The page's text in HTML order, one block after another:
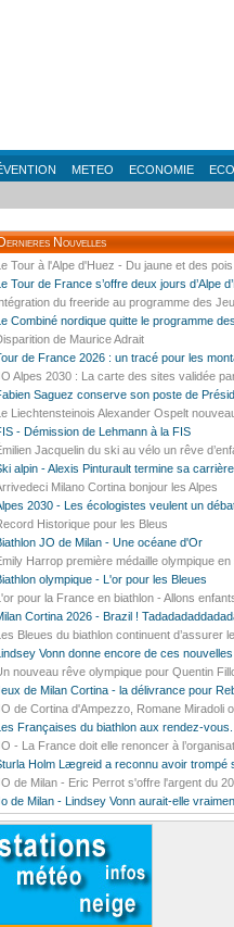
METEO ECONOMIE
Dernieres Nouvelles
Tour à l'Alpe d'Huez - Du jaune et des pois
Tour de France s’offre deux jours d’Alpe
du freeride au programme des
Combiné nordique quitte le programme
de Maurice Adrait
de France 2026 : un tracé pour les
Alpes 2030 : La carte des sites validée
Saguez conserve son poste de
Liechtensteinois Alexander Ospelt
- Démission de Lehmann à la FIS
Jacquelin du ski au vélo un rêve
alpin - Alexis Pinturault termine sa
Milano Cortina bonjour les Alpes
2030 - Les écologistes veulent un
Historique pour les Bleus
JO de Milan - Une océane d'Or
Harrop première médaille olympique
olympique - L'or pour les Bleues
pour la France en biathlon - Allons
Cortina 2026 - Brazil !
Bleues du biathlon continuent d’assurer
Vonn donne encore de ces nouvelles
nouveau rêve olympique pour Quentin
de Milan Cortina - la délivrance pour
de Cortina d'Ampezzo, Romane Miradoli
Françaises du biathlon aux rendez-vous.
- La France doit elle renoncer à
Holm Lægreid a reconnu avoir trompé
de Milan - Eric Perrot s'offre l'argent du
de Milan - Lindsey Vonn aurait-elle